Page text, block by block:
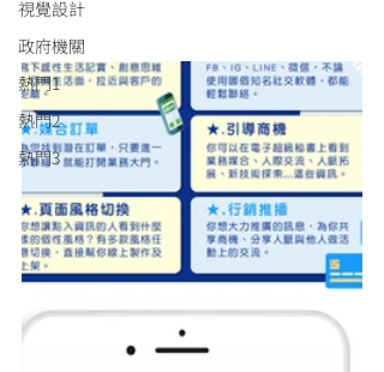
視覺設計
政府機關
熱門1
熱門2
熱門3